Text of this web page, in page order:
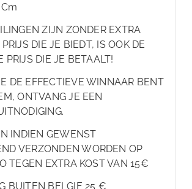
ZIJN ZONDER EXTRA
DIE JE BIEDT, IS OOK DE
PRIJS DIE JE BETAALT!
DE EFFECTIEVE WINNAAR BENT
ONTVANG JE EEN
INDIEN GEWENST
VERZONDEN WORDEN OP
TEGEN EXTRA KOST VAN 15€
BUITEN BELGIE 25 €